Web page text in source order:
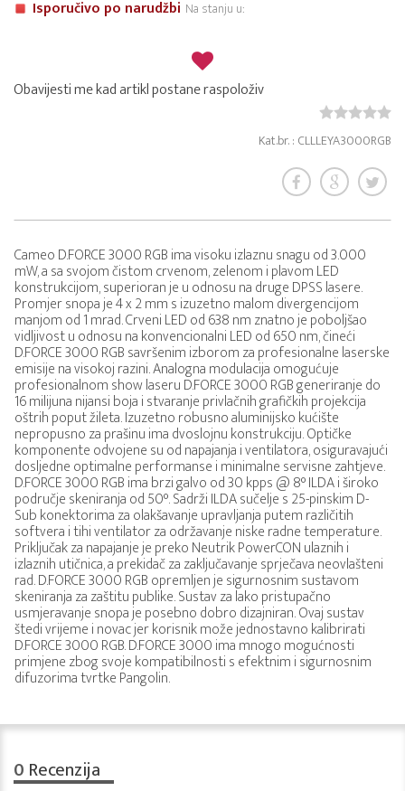
Isporučivo po narudžbi Na stanju u:
Obavijesti me kad artikl postane raspoloživ
Kat.br. : CLLLEYA3000RGB
Cameo D.FORCE 3000 RGB ima visoku izlaznu snagu od 3.000
mW, a sa svojom čistom crvenom, zelenom i plavom LED
konstrukcijom, superioran je u odnosu na druge DPSS lasere.
Promjer snopa je 4 x 2 mm s izuzetno malom divergencijom
manjom od 1 mrad. Crveni LED od 638 nm znatno je poboljšao
vidljivost u odnosu na konvencionalni LED od 650 nm, čineći
D.FORCE 3000 RGB savršenim izborom za profesionalne laserske
emisije na visokoj razini. Analogna modulacija omogućuje
profesionalnom show laseru D.FORCE 3000 RGB generiranje do
16 milijuna nijansi boja i stvaranje privlačnih grafičkih projekcija
oštrih poput žileta. Izuzetno robusno aluminijsko kućište
nepropusno za prašinu ima dvoslojnu konstrukciju. Optičke
komponente odvojene su od napajanja i ventilatora, osiguravajući
dosljedne optimalne performanse i minimalne servisne zahtjeve.
D.FORCE 3000 RGB ima brzi galvo od 30 kpps @ 8° ILDA i široko
područje skeniranja od 50°. Sadrži ILDA sučelje s 25-pinskim D-
Sub konektorima za olakšavanje upravljanja putem različitih
softvera i tihi ventilator za održavanje niske radne temperature.
Priključak za napajanje je preko Neutrik PowerCON ulaznih i
izlaznih utičnica, a prekidač za zaključavanje sprječava neovlašteni
rad. D.FORCE 3000 RGB opremljen je sigurnosnim sustavom
skeniranja za zaštitu publike. Sustav za lako pristupačno
usmjeravanje snopa je posebno dobro dizajniran. Ovaj sustav
štedi vrijeme i novac jer korisnik može jednostavno kalibrirati
D.FORCE 3000 RGB. D.FORCE 3000 ima mnogo mogućnosti
primjene zbog svoje kompatibilnosti s efektnim i sigurnosnim
difuzorima tvrtke Pangolin.
0 Recenzija